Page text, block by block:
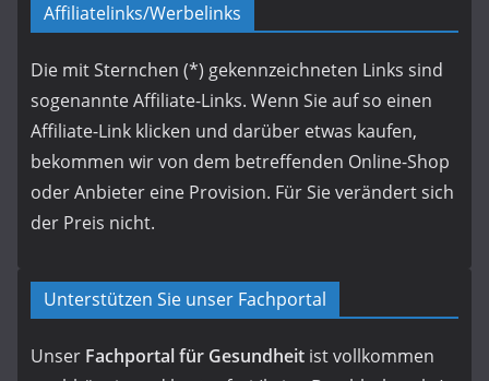
Affiliatelinks/Werbelinks
Die mit Sternchen (*) gekennzeichneten Links sind
sogenannte Affiliate-Links. Wenn Sie auf so einen
Affiliate-Link klicken und darüber etwas kaufen,
bekommen wir von dem betreffenden Online-Shop
oder Anbieter eine Provision. Für Sie verändert sich
der Preis nicht.
Unterstützen Sie unser Fachportal
Unser Fachportal für Gesundheit ist vollkommen